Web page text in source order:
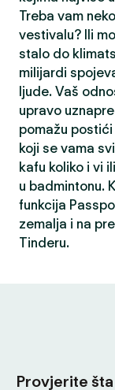
Treba vam
vestivalu? Ili
stalo do
milijardi
ljude. Vaš
upravo
pomažu
koji se vama
kafu koliko i vi
u badmintonu.
funkcija
zemalja i na
Tinderu.
Provjerite